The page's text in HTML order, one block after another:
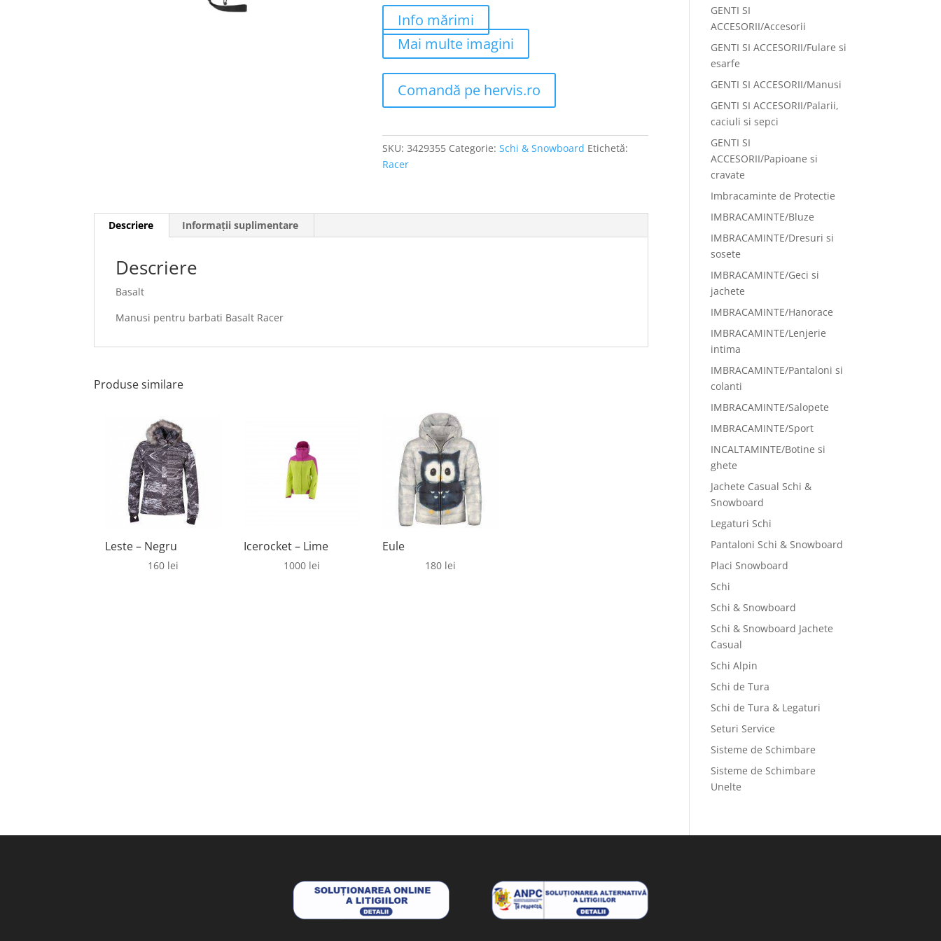
Info mărimi
Mai multe imagini
Comandă pe hervis.ro
SKU:3429355 Categorie:Schi & Snowboard Etichetă:
Racer
Descriere Informații suplimentare
Descriere
Basalt
Manusi pentru barbati Basalt Racer
Produse similare
Leste – Negru
160 lei
Icerocket – Lime
1000 lei
Eule
180 lei
GENTI SI
ACCESORII/Accesorii
GENTI SI ACCESORII/Fulare si
esarfe
GENTI SI ACCESORII/Manusi
GENTI SI ACCESORII/Palarii,
caciuli si sepci
GENTI SI
ACCESORII/Papioane si
cravate
Imbracaminte de Protectie
IMBRACAMINTE/Bluze
IMBRACAMINTE/Dresuri si
sosete
IMBRACAMINTE/Geci si
jachete
IMBRACAMINTE/Hanorace
IMBRACAMINTE/Lenjerie
intima
IMBRACAMINTE/Pantaloni si
colanti
IMBRACAMINTE/Salopete
IMBRACAMINTE/Sport
INCALTAMINTE/Botine si
ghete
Jachete Casual Schi &
Snowboard
Legaturi Schi
Pantaloni Schi & Snowboard
Placi Snowboard
Schi
Schi & Snowboard
Schi & Snowboard Jachete
Casual
Schi Alpin
Schi de Tura
Schi de Tura & Legaturi
Seturi Service
Sisteme de Schimbare
Sisteme de Schimbare
Unelte